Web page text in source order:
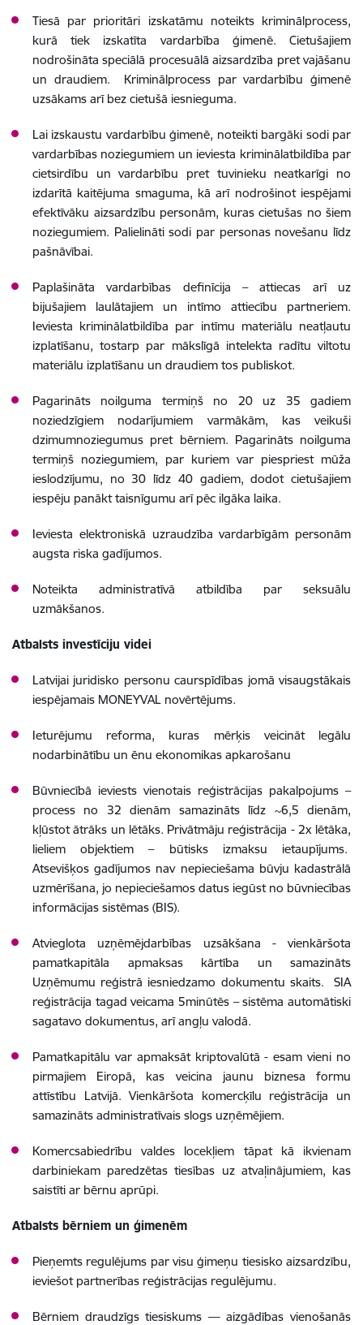
Tiesā par prioritāri izskatāmu noteikts kriminālprocess,
kurā tiek izskatīta vardarbība ģimenē. Cietušajiem
nodrošināta speciālā procesuālā aizsardzība pret vajāšanu
un draudiem. Kriminālprocess par vardarbību ģimenē
uzsākams arī bez cietušā iesnieguma.
Lai izskaustu vardarbību ģimenē, noteikti bargāki sodi par
vardarbības noziegumiem un ieviesta kriminālatbildība par
cietsirdību un vardarbību pret tuvinieku neatkarīgi no
izdarītā kaitējuma smaguma, kā arī nodrošinot iespējami
efektīvāku aizsardzību personām, kuras cietušas no šiem
noziegumiem. Palielināti sodi par personas novešanu līdz
pašnāvībai.
Paplašināta vardarbības definīcija – attiecas arī uz
bijušajiem laulātajiem un intīmo attiecību partneriem.
Ieviesta kriminālatbildība par intīmu materiālu neatļautu
izplatīšanu, tostarp par mākslīgā intelekta radītu viltotu
materiālu izplatīšanu un draudiem tos publiskot.
Pagarināts noilguma termiņš no 20 uz 35 gadiem
noziedzīgiem nodarījumiem varmākām, kas veikuši
dzimumnoziegumus pret bērniem. Pagarināts noilguma
termiņš noziegumiem, par kuriem var piespriest mūža
ieslodzījumu, no 30 līdz 40 gadiem, dodot cietušajiem
iespēju panākt taisnīgumu arī pēc ilgāka laika.
Ieviesta elektroniskā uzraudzība vardarbīgām personām
augsta riska gadījumos.
Noteikta administratīvā atbildība par seksuālu
uzmākšanos.
Atbalsts investīciju videi
Latvijai juridisko personu caurspīdības jomā visaugstākais
iespējamais MONEYVAL novērtējums.
Ieturējumu reforma, kuras mērķis veicināt legālu
nodarbinātību un ēnu ekonomikas apkarošanu
Būvniecībā ieviests vienotais reģistrācijas pakalpojums –
process no 32 dienām samazināts līdz ~6,5 dienām,
kļūstot ātrāks un lētāks. Privātmāju reģistrācija - 2x lētāka,
lieliem objektiem – būtisks izmaksu ietaupījums.
Atsevišķos gadījumos nav nepieciešama būvju kadastrālā
uzmērīšana, jo nepieciešamos datus iegūst no būvniecības
informācijas sistēmas (BIS).
Atvieglota uzņēmējdarbības uzsākšana - vienkāršota
pamatkapitāla apmaksas kārtība un samazināts
Uzņēmumu reģistrā iesniedzamo dokumentu skaits. SIA
reģistrācija tagad veicama 5minūtēs – sistēma automātiski
sagatavo dokumentus, arī angļu valodā.
Pamatkapitālu var apmaksāt kriptovalūtā - esam vieni no
pirmajiem Eiropā, kas veicina jaunu biznesa formu
attīstību Latvijā. Vienkāršota komercķīlu reģistrācija un
samazināts administratīvais slogs uzņēmējiem.
Komercsabiedrību valdes locekļiem tāpat kā ikvienam
darbiniekam paredzētas tiesības uz atvaļinājumiem, kas
saistīti ar bērnu aprūpi.
Atbalsts bērniem un ģimenēm
Pieņemts regulējums par visu ģimeņu tiesisko aizsardzību,
ieviešot partnerības reģistrācijas regulējumu.
Bērniem draudzīgs tiesiskums — aizgādības vienošanās